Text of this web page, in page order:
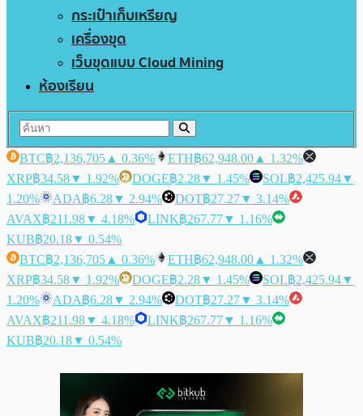
กระเป๋าเก็บเหรียญ
เครื่องขุด
เว็บขุดแบบ Cloud Mining
ห้องเรียน
BTC฿2,136,705 ▲ 0.36% ETH฿62,948.00 ▲ 1.32%
XRP฿34.58▼ 1.92% DOGE฿2.28▼ 1.45% SOL฿2,425.94▼
1.20%
ADA฿6.28▼ 2.94% DOT฿27.27▼ 3.14%
AVAX฿211.98▼ 4.18% LINK฿267.77▼ 1.16%
KUB฿20.18▼ 0.54%
BTC฿2,136,705 ▲ 0.36% ETH฿62,948.00 ▲ 1.32%
XRP฿34.58▼ 1.92% DOGE฿2.28▼ 1.45% SOL฿2,425.94▼
1.20%
ADA฿6.28▼ 2.94% DOT฿27.27▼ 3.14%
AVAX฿211.98▼ 4.18% LINK฿267.77▼ 1.16%
KUB฿20.18▼ 0.54%